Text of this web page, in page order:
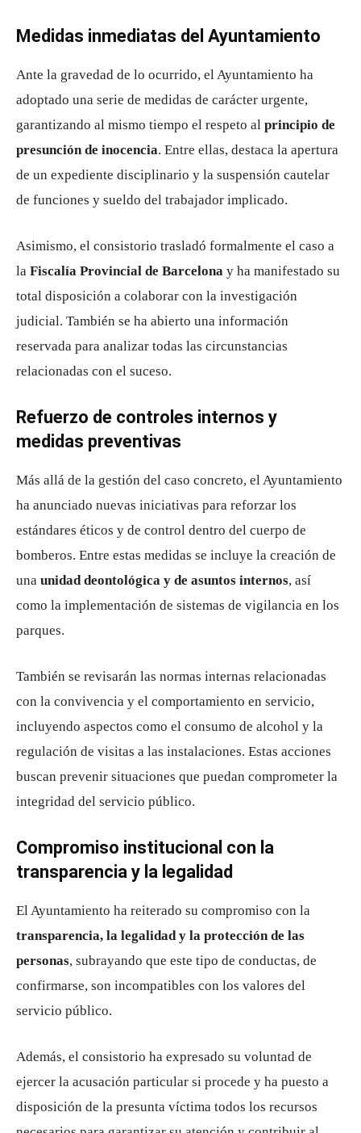
Medidas inmediatas del Ayuntamiento
Ante la gravedad de lo ocurrido, el Ayuntamiento ha
adoptado una serie de medidas de carácter urgente,
garantizando al mismo tiempo el respeto al principio de
presunción de inocencia. Entre ellas, destaca la apertura
de un expediente disciplinario y la suspensión cautelar
de funciones y sueldo del trabajador implicado.
Asimismo, el consistorio trasladó formalmente el caso a
la Fiscalía Provincial de Barcelona y ha manifestado su
total disposición a colaborar con la investigación
judicial. También se ha abierto una información
reservada para analizar todas las circunstancias
relacionadas con el suceso.
Refuerzo de controles internos y
medidas preventivas
Más allá de la gestión del caso concreto, el Ayuntamiento
ha anunciado nuevas iniciativas para reforzar los
estándares éticos y de control dentro del cuerpo de
bomberos. Entre estas medidas se incluye la creación de
una unidad deontológica y de asuntos internos, así
como la implementación de sistemas de vigilancia en los
parques.
También se revisarán las normas internas relacionadas
con la convivencia y el comportamiento en servicio,
incluyendo aspectos como el consumo de alcohol y la
regulación de visitas a las instalaciones. Estas acciones
buscan prevenir situaciones que puedan comprometer la
integridad del servicio público.
Compromiso institucional con la
transparencia y la legalidad
El Ayuntamiento ha reiterado su compromiso con la
transparencia, la legalidad y la protección de las
personas, subrayando que este tipo de conductas, de
confirmarse, son incompatibles con los valores del
servicio público.
Además, el consistorio ha expresado su voluntad de
ejercer la acusación particular si procede y ha puesto a
disposición de la presunta víctima todos los recursos